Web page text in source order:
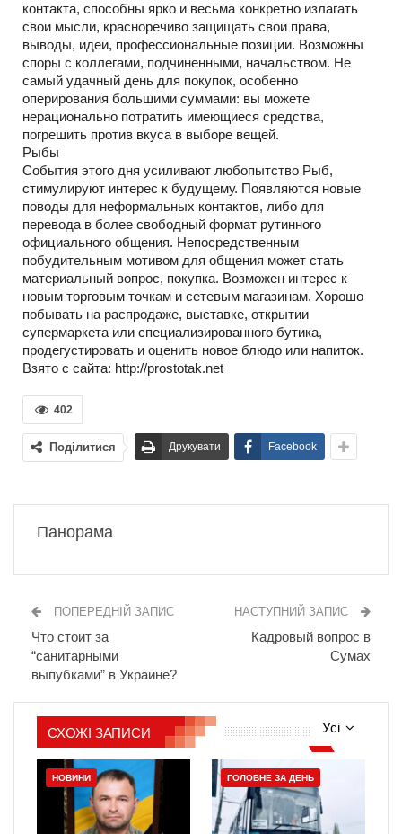
контакта, способны ярко и весьма конкретно излагать
свои мысли, красноречиво защищать свои права,
выводы, идеи, профессиональные позиции. Возможны
споры с коллегами, подчиненными, начальством. Не
самый удачный день для покупок, особенно
оперирования большими суммами: вы можете
нерационально потратить имеющиеся средства,
погрешить против вкуса в выборе вещей.
Рыбы
События этого дня усиливают любопытство Рыб,
стимулируют интерес к будущему. Появляются новые
поводы для неформальных контактов, либо для
перевода в более свободный формат рутинного
официального общения. Непосредственным
побудительным мотивом для общения может стать
материальный вопрос, покупка. Возможен интерес к
новым торговым точкам и сетевым магазинам. Хорошо
побывать на распродаже, выставке, открытии
супермаркета или специализированного бутика,
продегустировать и оценить новое блюдо или напиток.
Взято с сайта: http://prostotak.net
402
Поділитися Друкувати Facebook
Панорама
ПОПЕРЕДНІЙ ЗАПИС
Что стоит за
“санитарными
выпубками” в Украине?
НАСТУПНИЙ ЗАПИС
Кадровый вопрос в
Сумах
Усі
СХОЖІ ЗАПИСИ
НОВИНИ ГОЛОВНЕ ЗА ДЕНЬ